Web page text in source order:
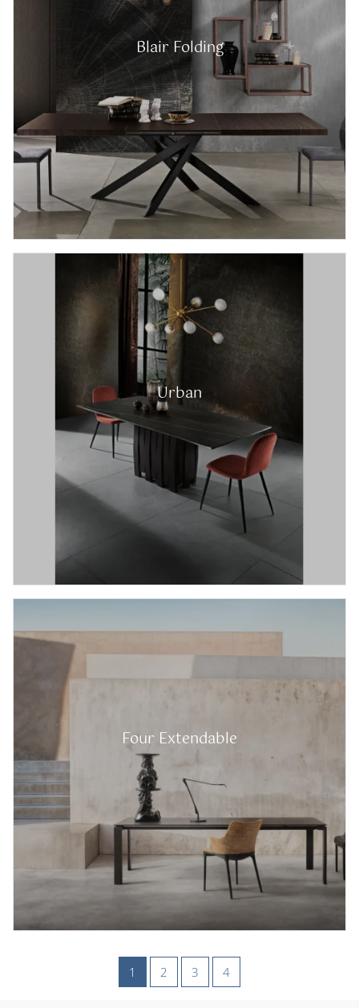
Blair Folding
Urban
Four Extendable
1 2 3 4